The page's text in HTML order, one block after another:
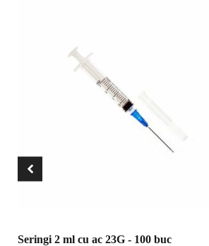
Seringi 2 ml cu ac 23G - 100 buc